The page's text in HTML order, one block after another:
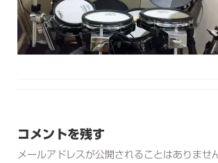
コメントを残す
メールアドレスが公開されることはありませ